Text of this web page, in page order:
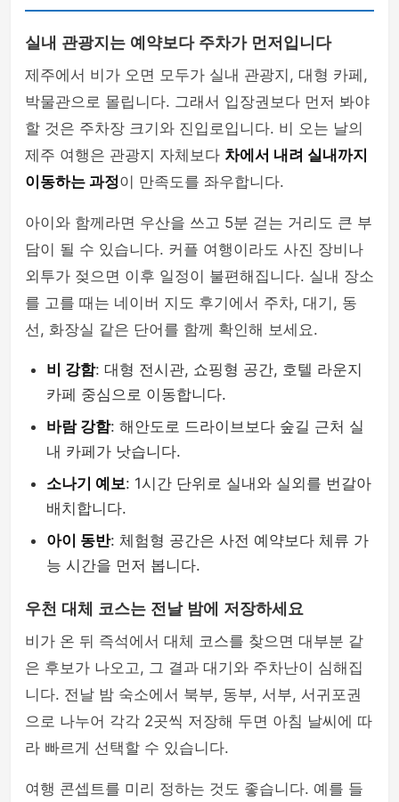
실내 관광지는 예약보다 주차가 먼저입니다
제주에서 비가 오면 모두가 실내 관광지, 대형 카페,
박물관으로 몰립니다. 그래서 입장권보다 먼저 봐야
할 것은 주차장 크기와 진입로입니다. 비 오는 날의
제주 여행은 관광지 자체보다 차에서 내려 실내까지
이동하는 과정이 만족도를 좌우합니다.
아이와 함께라면 우산을 쓰고 5분 걷는 거리도 큰 부
담이 될 수 있습니다. 커플 여행이라도 사진 장비나
외투가 젖으면 이후 일정이 불편해집니다. 실내 장소
를 고를 때는 네이버 지도 후기에서 주차, 대기, 동
선, 화장실 같은 단어를 함께 확인해 보세요.
비 강함: 대형 전시관, 쇼핑형 공간, 호텔 라운지
카페 중심으로 이동합니다.
바람 강함: 해안도로 드라이브보다 숲길 근처 실
내 카페가 낫습니다.
소나기 예보: 1시간 단위로 실내와 실외를 번갈아
배치합니다.
아이 동반: 체험형 공간은 사전 예약보다 체류 가
능 시간을 먼저 봅니다.
우천 대체 코스는 전날 밤에 저장하세요
비가 온 뒤 즉석에서 대체 코스를 찾으면 대부분 같
은 후보가 나오고, 그 결과 대기와 주차난이 심해집
니다. 전날 밤 숙소에서 북부, 동부, 서부, 서귀포권
으로 나누어 각각 2곳씩 저장해 두면 아침 날씨에 따
라 빠르게 선택할 수 있습니다.
여행 콘셉트를 미리 정하는 것도 좋습니다. 예를 들